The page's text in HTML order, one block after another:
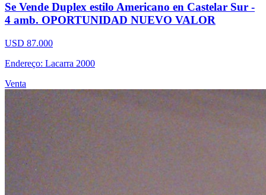
Se Vende Duplex estilo Americano en Castelar Sur -
4 amb. OPORTUNIDAD NUEVO VALOR
USD 87.000
Endereço: Lacarra 2000
Venta